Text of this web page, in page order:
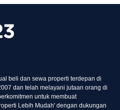
beli dan sewa properti terdepan di
dan telah melayani jutaan orang di
untuk membuat
Lebih Mudah' dengan dukungan